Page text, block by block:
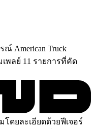
American Truck
พลย์ 11 รายการที่คัด
โดยละเอียดด้วยฟีเจอร์